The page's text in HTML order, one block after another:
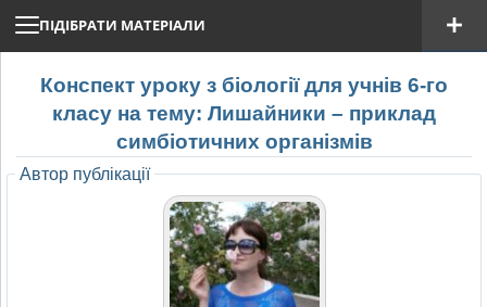
ПІДІБРАТИ МАТЕРІАЛИ
Конспект уроку з біології для учнів 6-го
класу на тему: Лишайники – приклад
симбіотичних організмів
Автор публікації